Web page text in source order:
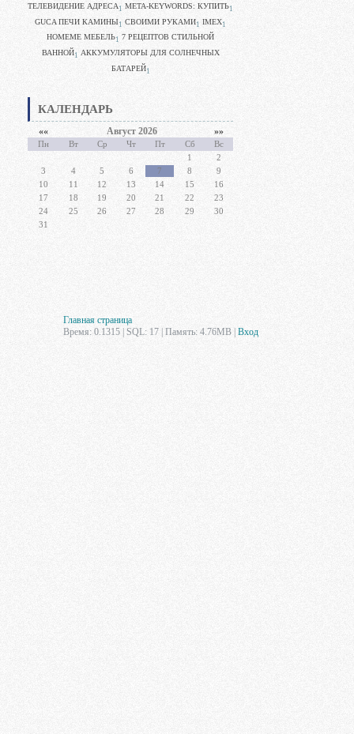
ТЕЛЕВИДЕНИЕ АДРЕСА 1 META-KEYWORDS: КУПИТЬ1
GUCA ПЕЧИ КАМИНЫ1 CВОИМИ РУКАМИ1 IMEX1
HOMEME МЕБЕЛЬ1 7 РЕЦЕПТОВ СТИЛЬНОЙ
ВАННОЙ1 АККУМУЛЯТОРЫ ДЛЯ СОЛНЕЧНЫХ
БАТАРЕЙ1
КАЛЕНДАРЬ
«« Август 2026 »»
Пн Вт Ср Чт Пт Сб
Вс
1
2
3
4 5 6 7 8
9
10
11 12 13 14 15
16
17
18 19 20 21 22
23
24
25 26 27 28 29
30
31
Главная страница
Время: 0.1315 | SQL: 17 | Память: 4.76MB Вход